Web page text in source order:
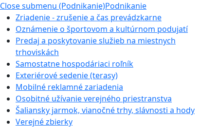
Close submenu (Podnikanie)Podnikanie
Zriadenie - zrušenie a čas prevádzkarne
Oznámenie o športovom a kultúrnom podujatí
Predaj a poskytovanie služieb na miestnych
trhoviskách
Samostatne hospodáriaci roľník
Exteriérové sedenie (terasy)
Mobilné reklamné zariadenia
Osobitné užívanie verejného priestranstva
Šaliansky jarmok, vianočné trhy, slávnosti a hody
Verejné zbierky